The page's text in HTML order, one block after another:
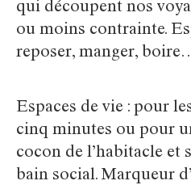
qui découpent nos
ou moins contrainte.
reposer, manger,
Espaces de vie : pour
cinq minutes ou pour
cocon de l’habitacle et
bain social. Marqueur